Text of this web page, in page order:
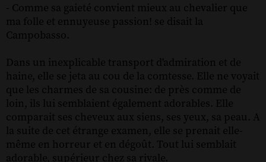
- Comme sa gaieté convient mieux au chevalier que
ma folle et ennuyeuse passion! se disait la
Campobasso.
Dans un inexplicable transport d'admiration et de
haine, elle se jeta au cou de la comtesse. Elle ne voyait
que les charmes de sa cousine: de près comme de
loin, ils lui semblaient également adorables. Elle
comparait ses cheveux aux siens, ses yeux, sa peau. A
la suite de cet étrange examen, elle se prenait elle-
même en horreur et en dégoût. Tout lui semblait
adorable, supérieur chez sa rivale.